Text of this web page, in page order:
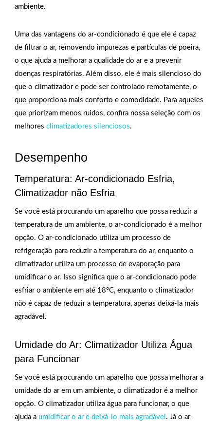
ambiente.
Uma das vantagens do ar-condicionado é que ele é capaz
de filtrar o ar, removendo impurezas e partículas de poeira,
o que ajuda a melhorar a qualidade do ar e a prevenir
doenças respiratórias. Além disso, ele é mais silencioso do
que o climatizador e pode ser controlado remotamente, o
que proporciona mais conforto e comodidade. Para aqueles
que priorizam menos ruidos, confira nossa seleção com os
melhores climatizadores silenciosos.
Desempenho
Temperatura: Ar-condicionado Esfria,
Climatizador não Esfria
Se você está procurando um aparelho que possa reduzir a
temperatura de um ambiente, o ar-condicionado é a melhor
opção. O ar-condicionado utiliza um processo de
refrigeração para reduzir a temperatura do ar, enquanto o
climatizador utiliza um processo de evaporação para
umidificar o ar. Isso significa que o ar-condicionado pode
esfriar o ambiente em até 18°C, enquanto o climatizador
não é capaz de reduzir a temperatura, apenas deixá-la mais
agradável.
Umidade do Ar: Climatizador Utiliza Água
para Funcionar
Se você está procurando um aparelho que possa melhorar a
umidade do ar em um ambiente, o climatizador é a melhor
opção. O climatizador utiliza água para funcionar, o que
ajuda a umidificar o ar e deixá-lo mais agradável . Já o ar-